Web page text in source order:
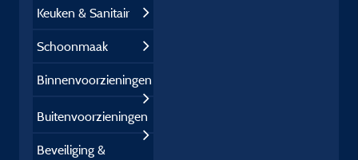
Keuken & Sanitair
Schoonmaak
Binnenvoorzieningen
Buitenvoorzieningen
Beveiliging &